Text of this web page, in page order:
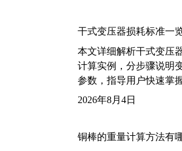
干式变压器损耗标准一
本文详细解析干式变压
计算实例，分步骤说明
参数，指导用户快速掌
2026年8月4日
铜棒的重量计算方法有